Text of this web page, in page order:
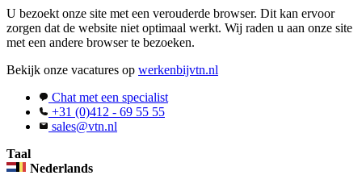
U bezoekt onze site met een verouderde browser. Dit kan ervoor
zorgen dat de website niet optimaal werkt. Wij raden u aan onze site
met een andere browser te bezoeken.
Bekijk onze vacatures op werkenbijvtn.nl
Chat met een specialist
+31 (0)412 - 69 55 55
sales@vtn.nl
Taal
Nederlands